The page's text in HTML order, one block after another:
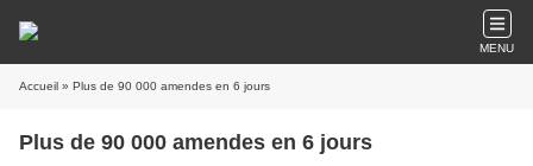
MENU
Accueil » Plus de 90 000 amendes en 6 jours
Plus de 90 000 amendes en 6 jours